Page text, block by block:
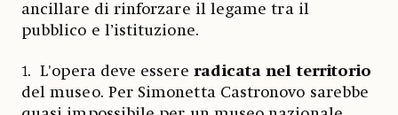
ancillare di rinforzare il legame tra il
pubblico e l’istituzione.
1. L'opera deve essere radicata nel territorio
del museo. Per Simonetta Castronovo sarebbe